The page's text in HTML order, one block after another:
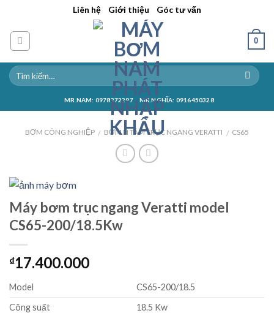
content
Liên hệ Giới thiệu Góc tư vấn
0
MR.NAM: 0978272297 MR.NGHĨA: 0916450328
BƠM CÔNG NGHIỆP / BƠM LI TÂM TRỤC NGANG VERATTI / CS65
Máy bơm trục ngang Veratti model
CS65-200/18.5Kw
₫17.400.000
Model
CS65-200/18.5
Công suất
18.5 Kw